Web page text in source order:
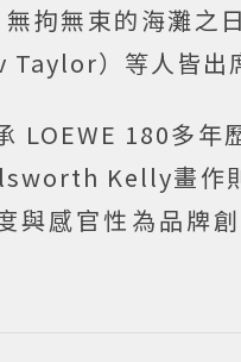
拘無束的海灘之
Taylor）等人皆出
180多年
Kelly畫作
與感官性為品牌